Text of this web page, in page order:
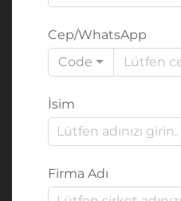
Cep/WhatsApp
Code
İsim
Firma Adı